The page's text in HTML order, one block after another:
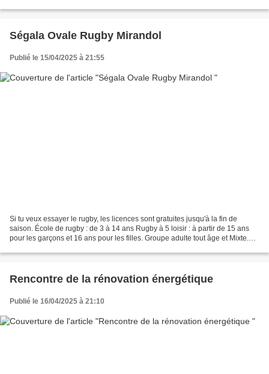
Ségala Ovale Rugby Mirandol
Publié le 15/04/2025 à 21:55
Si tu veux essayer le rugby, les licences sont gratuites jusqu'à la fin de
saison. École de rugby : de 3 à 14 ans Rugby à 5 loisir : à partir de 15 ans
pour les garçons et 16 ans pour les filles. Groupe adulte tout âge et Mixte.
Rencontre de la rénovation énergétique
Publié le 16/04/2025 à 21:10